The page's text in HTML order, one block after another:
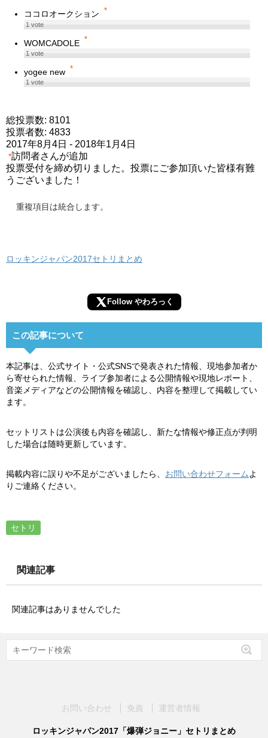
ココロオークション *
1vote
WOMCADOLE *
1vote
yogee new *
1vote
総投票数: 8101
投票者数: 4833
2017年8月4日 - 2018年1月4日
*訪問者さんが追加
投票受付を締め切りました。投票にご参加頂いた皆様有難
うございました！
重複項目は統合します。
ロッキンジャパン2017セトリまとめ
Follow やわろっく
この記事について
本記事は、公式サイト・公式SNSで発表された情報、現地参加者か
ら寄せられた情報、ライブ参加者による公開情報や現地レポート、
音楽メディアなどの公開情報を確認し、内容を整理して掲載してい
ます。
セットリストは公演後も内容を確認し、新たな情報や修正点が判明
した場合は随時更新しています。
掲載内容に誤りや不足がございましたら、 お問い合わせフォーム よ
りご連絡ください。
セトリ
関連記事
関連記事はありませんでした
お問い合わせ 免責 運営者情報
ロッキンジャパン2017「爆弾ジョニー」セトリまとめ